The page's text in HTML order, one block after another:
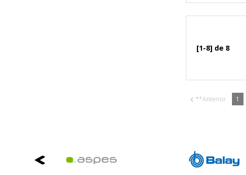
[1-8] de 8
**Anterior 1